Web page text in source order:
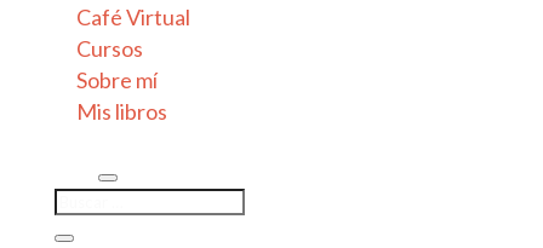
Café Virtual
Cursos
Sobre mí
Mis libros